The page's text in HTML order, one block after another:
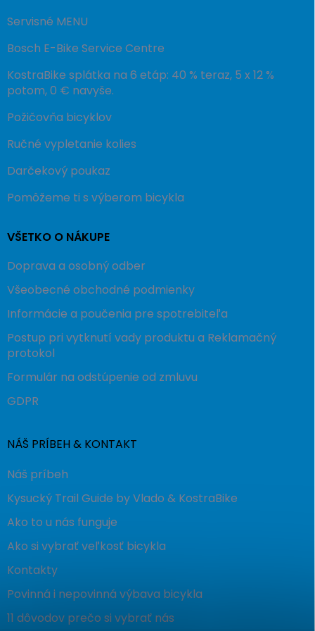
Servisné MENU
Bosch E-Bike Service Centre
KostraBike splátka na 6 etáp: 40 % teraz, 5 x 12 %
potom, 0 € navyše.
Požičovňa bicyklov
Ručné vypletanie kolies
Darčekový poukaz
Pomôžeme ti s výberom bicykla
VŠETKO O NÁKUPE
Doprava a osobný odber
Všeobecné obchodné podmienky
Informácie a poučenia pre spotrebiteľa
Postup pri vytknutí vady produktu a Reklamačný
protokol
Formulár na odstúpenie od zmluvu
GDPR
NÁŠ PRÍBEH & KONTAKT
Náš príbeh
Kysucký Trail Guide by Vlado & KostraBike
Ako to u nás funguje
Ako si vybrať veľkosť bicykla
Kontakty
Povinná i nepovinná výbava bicykla
11 dôvodov prečo si vybrať nás